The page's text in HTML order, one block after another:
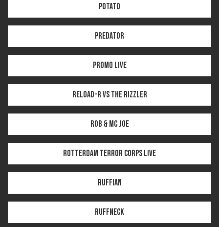
Potato
Predator
Promo LIVE
Reload-R vs The Rizzler
Rob & MC Joe
Rotterdam Terror Corps LIVE
Ruffian
Ruffneck